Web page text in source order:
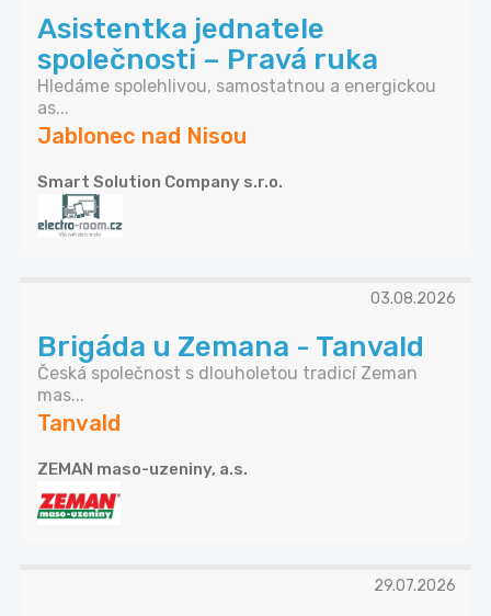
Asistentka jednatele
společnosti – Pravá ruka
Hledáme spolehlivou, samostatnou a energickou
as...
Jablonec nad Nisou
Smart Solution Company s.r.o.
03.08.2026
Brigáda u Zemana - Tanvald
Česká společnost s dlouholetou tradicí Zeman
mas...
Tanvald
ZEMAN maso-uzeniny, a.s.
29.07.2026